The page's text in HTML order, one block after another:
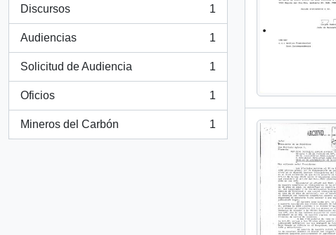
Discursos
, 1 resultados
1
Audiencias
, 1 resultados
1
Solicitud de Audiencia
, 1 resultados
1
Oficios
, 1 resultados
1
Mineros del Carbón
, 1 resultados
1